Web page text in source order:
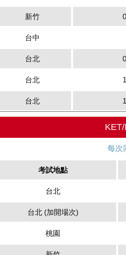
新竹
台中
台北
台北
台北
每次
考試地點
台北
台北 (加開場次)
桃園